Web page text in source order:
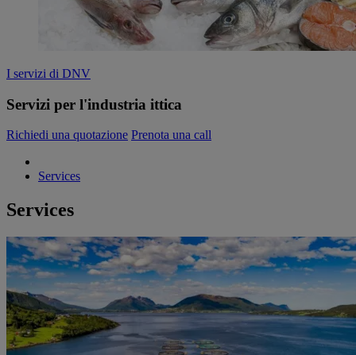
I servizi di DNV
Servizi per l'industria ittica
Richiedi una quotazione Prenota una call
Services
Services